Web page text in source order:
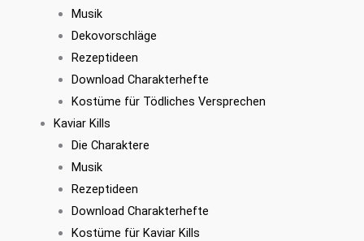
Musik
Dekovorschläge
Rezeptideen
Download Charakterhefte
Kostüme für Tödliches Versprechen
Kaviar Kills
Die Charaktere
Musik
Rezeptideen
Download Charakterhefte
Kostüme für Kaviar Kills